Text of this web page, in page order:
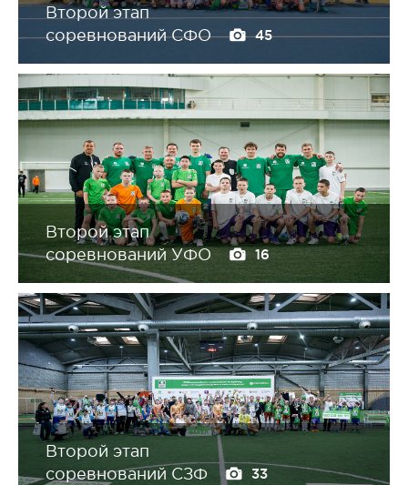
Второй этап
соревнований СФО
45
Второй этап
соревнований УФО
16
Второй этап
соревнований СЗФ
33